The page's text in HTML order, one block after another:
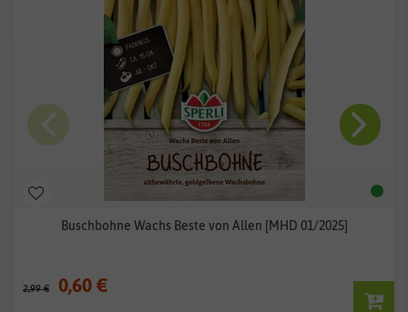
Buschbohne Wachs Beste von Allen [MHD 01/2025]
2,99 € 0,60 €